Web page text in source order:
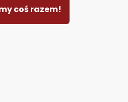
coś razem!